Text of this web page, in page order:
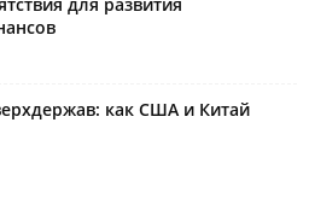
как США и Китай